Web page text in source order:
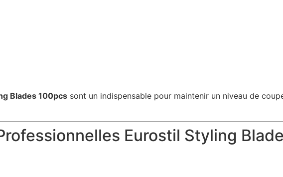
Blades 100pcs sont un indispensable pour maintenir un niveau de
Eurostil Styling